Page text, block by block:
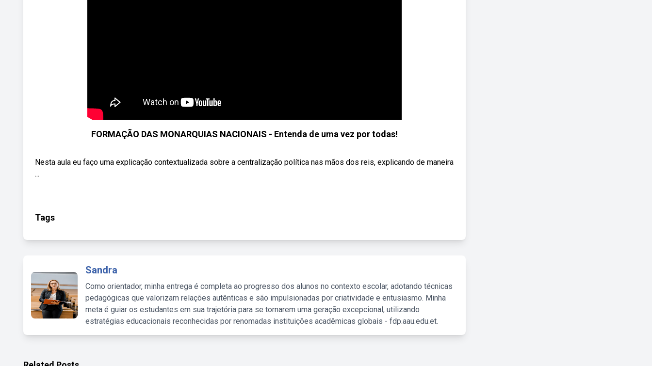
FORMAÇÃO DAS MONARQUIAS NACIONAIS - Entenda de uma vez por todas!
Nesta aula eu faço uma explicação contextualizada sobre a centralização política nas mãos dos reis, explicando de maneira
...
Tags
Sandra
Como orientador, minha entrega é completa ao progresso dos alunos no contexto escolar, adotando técnicas
pedagógicas que valorizam relações autênticas e são impulsionadas por criatividade e entusiasmo. Minha
meta é guiar os estudantes em sua trajetória para se tornarem uma geração excepcional, utilizando
estratégias educacionais reconhecidas por renomadas instituições acadêmicas globais - fdp.aau.edu.et.